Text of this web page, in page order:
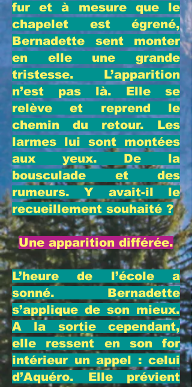
fur et à mesure que le
chapelet est égrené,
Bernadette sent monter
en elle une grande
tristesse. L’apparition
n’est pas là. Elle se
relève et reprend le
chemin du retour. Les
larmes lui sont montées
aux yeux. De la
bousculade et des
rumeurs. Y avait-il le
recueillement souhaité ?
Une apparition différée.
L’heure de l’école a
sonné. Bernadette
s’applique de son mieux.
A la sortie cependant,
elle ressent en son for
intérieur un appel : celui
d’Aquéro. Elle prévient